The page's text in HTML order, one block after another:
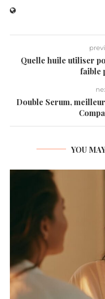
Quelle huile utiliser
faible
Double Serum,
YOU